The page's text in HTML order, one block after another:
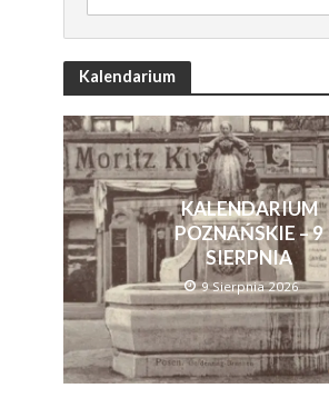
Kalendarium
KALENDARIUM
POZNAŃSKIE – 9
SIERPNIA
9 Sierpnia 2026